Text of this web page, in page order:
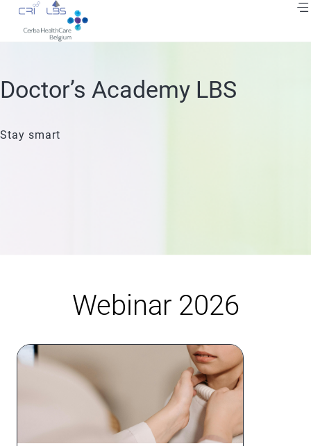
Skip
main
Breadcrumb
Doctor’s Academy LBS
Stay smart
Webinar 2026